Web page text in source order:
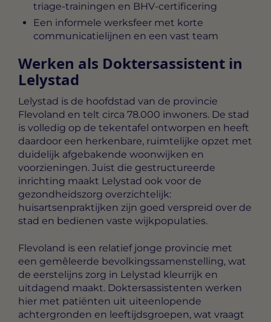
triage-trainingen en BHV-certificering
Een informele werksfeer met korte
communicatielijnen en een vast team
Werken als Doktersassistent in
Lelystad
Lelystad is de hoofdstad van de provincie
Flevoland en telt circa 78.000 inwoners. De stad
is volledig op de tekentafel ontworpen en heeft
daardoor een herkenbare, ruimtelijke opzet met
duidelijk afgebakende woonwijken en
voorzieningen. Juist die gestructureerde
inrichting maakt Lelystad ook voor de
gezondheidszorg overzichtelijk:
huisartsenpraktijken zijn goed verspreid over de
stad en bedienen vaste wijkpopulaties.
Flevoland is een relatief jonge provincie met
een gemêleerde bevolkingssamenstelling, wat
de eerstelijns zorg in Lelystad kleurrijk en
uitdagend maakt. Doktersassistenten werken
hier met patiënten uit uiteenlopende
achtergronden en leeftijdsgroepen, wat vraagt